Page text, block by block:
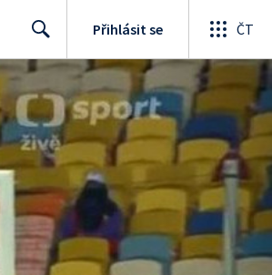
Search
Přihlásit se ČT